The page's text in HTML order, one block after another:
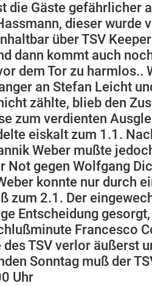
die Gäste gefährlicher
dieser wurde
über TSV
dann kommt auch
dem Tor zu harmlos..
an Stefan Leicht
zählte, blieb den
zum verdienten
eiskalt zum 1.1.
Weber mußte
Not gegen Wolfgang
konnte nur durch
zum 2.1. Der
Entscheidung
Francesco
des TSV verlor äußerst
Sonntag muß der
Uhr